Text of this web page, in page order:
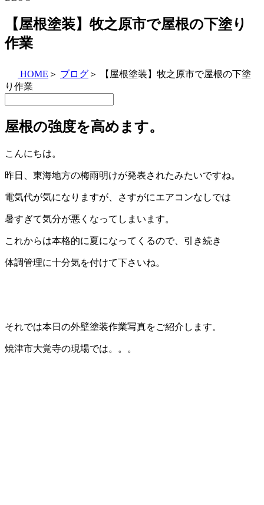
【屋根塗装】牧之原市で屋根の下塗り
作業
HOME ＞ ブログ ＞
【屋根塗装】牧之原市で屋根の下塗
り作業
屋根の強度を高めます。
こんにちは。
昨日、東海地方の梅雨明けが発表されたみたいですね。
電気代が気になりますが、さすがにエアコンなしでは
暑すぎて気分が悪くなってしまいます。
これからは本格的に夏になってくるので、引き続き
体調管理に十分気を付けて下さいね。
それでは本日の外壁塗装作業写真をご紹介します。
焼津市大覚寺の現場では。。。